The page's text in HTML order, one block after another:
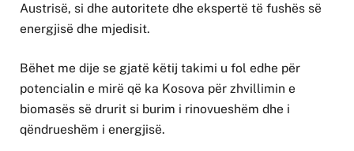
Austrisë, si dhe autoritete dhe ekspertë të fushës së
energjisë dhe mjedisit.
Bëhet me dije se gjatë këtij takimi u fol edhe për
potencialin e mirë që ka Kosova për zhvillimin e
biomasës së drurit si burim i rinovueshëm dhe i
qëndrueshëm i energjisë.